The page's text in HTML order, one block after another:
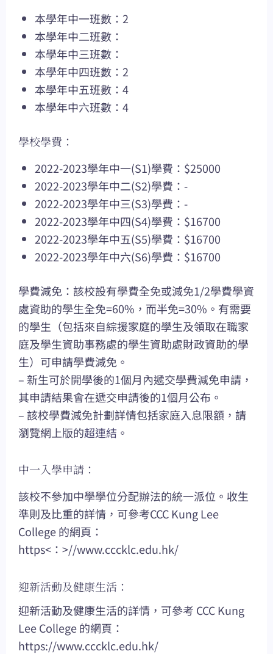
本學年中一班數：2
本學年中二班數：
本學年中三班數：
本學年中四班數：2
本學年中五班數：4
本學年中六班數：4
學校學費：
2022-2023學年中一(S1)學費：$25000
2022-2023學年中二(S2)學費：-
2022-2023學年中三(S3)學費：-
2022-2023學年中四(S4)學費：$16700
2022-2023學年中五(S5)學費：$16700
2022-2023學年中六(S6)學費：$16700
學費減免：該校設有學費全免或減免1/2學費學資
處資助的學生全免=60%，而半免=30%。有需要
的學生（包括來自綜援家庭的學生及領取在職家
庭及學生資助事務處的學生資助處財政資助的學
生）可申請學費減免。
– 新生可於開學後的1個月內遞交學費減免申請，
其申請結果會在遞交申請後的1個月公布。
– 該校學費減免計劃詳情包括家庭入息限額，請
瀏覽網上版的超連結 。
中一入學申請：
該校不參加中學學位分配辦法的統一派位。收生
準則及比重的詳情，可參考CCC Kung Lee
College 的網頁：
https<：>//www.cccklc.edu.hk/
迎新活動及健康生活：
迎新活動及健康生活的詳情，可參考 CCC Kung
Lee College 的網頁：
https://www.cccklc.edu.hk/